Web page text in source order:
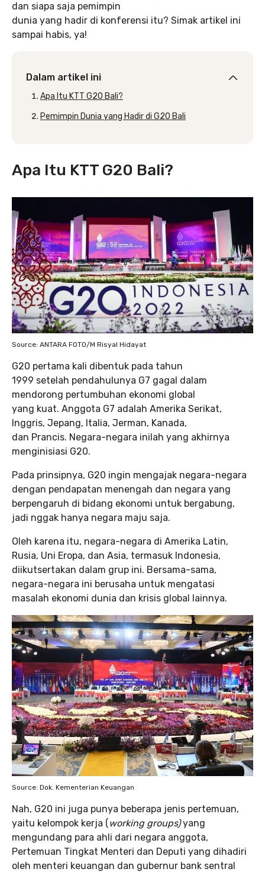
dan siapa saja pemimpin
dunia yang hadir di konferensi itu? Simak artikel ini
sampai habis, ya!
Dalam artikel ini
Apa Itu KTT G20 Bali?
Pemimpin Dunia yang Hadir di G20 Bali
Apa Itu KTT G20 Bali?
Source: ANTARA FOTO/M Risyal Hidayat
G20 pertama kali dibentuk pada tahun
1999 setelah pendahulunya G7 gagal dalam
mendorong pertumbuhan ekonomi global
yang kuat. Anggota G7 adalah Amerika Serikat,
Inggris, Jepang, Italia, Jerman, Kanada,
dan Prancis. Negara-negara inilah yang akhirnya
menginisiasi G20.
Pada prinsipnya, G20 ingin mengajak negara-negara
dengan pendapatan menengah dan negara yang
berpengaruh di bidang ekonomi untuk bergabung,
jadi nggak hanya negara maju saja.
Oleh karena itu, negara-negara di Amerika Latin,
Rusia, Uni Eropa, dan Asia, termasuk Indonesia,
diikutsertakan dalam grup ini. Bersama-sama,
negara-negara ini berusaha untuk mengatasi
masalah ekonomi dunia dan krisis global lainnya.
Source: Dok. Kementerian Keuangan
Nah, G20 ini juga punya beberapa jenis pertemuan,
yaitu kelompok kerja (working groups)yang
mengundang para ahli dari negara anggota,
Pertemuan Tingkat Menteri dan Deputi yang dihadiri
oleh menteri keuangan dan gubernur bank sentral